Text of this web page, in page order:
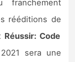
rééditions de
Réussir: Code
sera une